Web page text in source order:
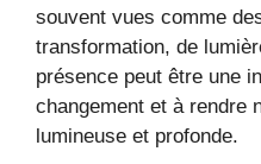
souvent vues comme
transformation, de
présence peut être une
changement et à rendre
lumineuse et profonde.